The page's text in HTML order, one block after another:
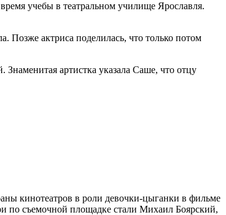
учебы в театральном училище Ярославля.
Позже актриса поделилась, что только потом
артистка указала Саше, что отцу
кинотеатров в роли девочки-цыганки в фильме
по съемочной площадке стали Михаил Боярский,